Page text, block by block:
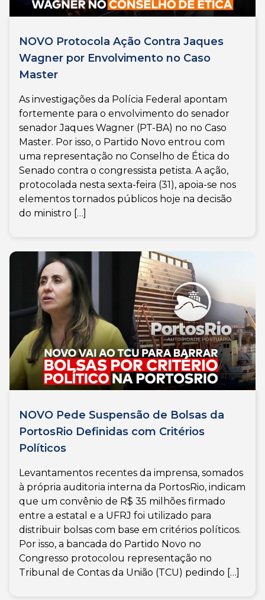
NOVO Protocola Ação Contra Jaques
Wagner por Envolvimento no Caso
Master
As investigações da Polícia Federal apontam
fortemente para o envolvimento do senador
senador Jaques Wagner (PT-BA) no no Caso
Master. Por isso, o Partido Novo entrou com
uma representação no Conselho de Ética do
Senado contra o congressista petista. A ação,
protocolada nesta sexta-feira (31), apoia-se nos
elementos tornados públicos hoje na decisão
do ministro […]
NOVO Pede Suspensão de Bolsas da
PortosRio Definidas com Critérios
Políticos
Levantamentos recentes da imprensa, somados
à própria auditoria interna da PortosRio, indicam
que um convênio de R$ 35 milhões firmado
entre a estatal e a UFRJ foi utilizado para
distribuir bolsas com base em critérios políticos.
Por isso, a bancada do Partido Novo no
Congresso protocolou representação no
Tribunal de Contas da União (TCU) pedindo […]